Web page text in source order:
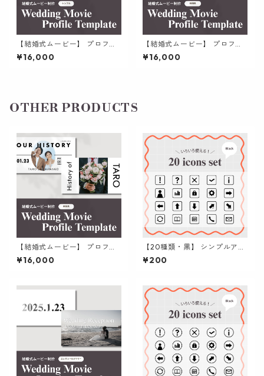
【結婚式ムービー】 プロフィ
ールムービー | 暖かく心に響く
シンプルで感動的なテンプレ
¥16,000
【結婚式ムービー】 プロフィ
ールムービー | フィルム映画の
ようにシネマティックなテン
¥16,000
OTHER PRODUCTS
【結婚式ムービー】 プロフィ
ールムービー | おしゃれな雑誌
風に生い立ちを魅せる テンプ
¥16,000
【20種類・黒】 シンプルアイ
コン集 (四角枠) | パワポ / Can
va / 資料作成
¥200